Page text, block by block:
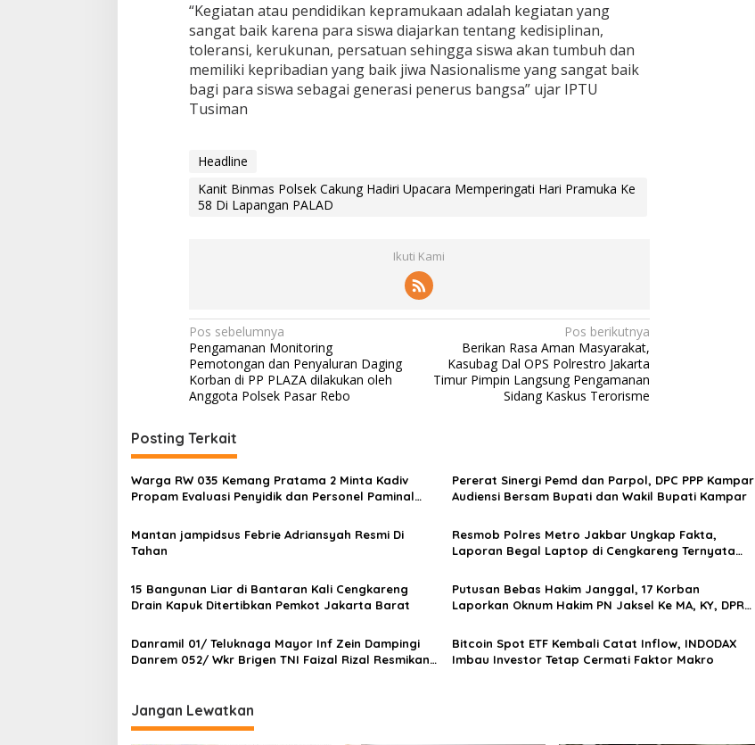
P
r
a
m
u
k
D
i
a
n
P
A
L
A
“Kegiatan atau pendidikan kepramukaan adalah kegiatan yang
sangat baik karena para siswa diajarkan tentang kedisiplinan,
toleransi, kerukunan, persatuan sehingga siswa akan tumbuh dan
memiliki kepribadian yang baik jiwa Nasionalisme yang sangat baik
bagi para siswa sebagai generasi penerus bangsa” ujar IPTU
Tusiman
Headline
Kanit Binmas Polsek Cakung Hadiri Upacara Memperingati Hari Pramuka Ke
58 Di Lapangan PALAD
Ikuti Kami
N
a
v
i
g
a
s
i
p
s
Pos sebelumnya
Pengamanan Monitoring
Pemotongan dan Penyaluran Daging
Korban di PP PLAZA dilakukan oleh
Anggota Polsek Pasar Rebo
Pos berikutnya
Berikan Rasa Aman Masyarakat,
Kasubag Dal OPS Polrestro Jakarta
Timur Pimpin Langsung Pengamanan
Sidang Kaskus Terorisme
Posting Terkait
Warga RW 035 Kemang Pratama 2 Minta Kadiv
Propam Evaluasi Penyidik dan Personel Paminal
Pererat Sinergi Pemd dan Parpol, DPC PPP Kampar
Audiensi Bersam Bupati dan Wakil Bupati Kampar
Mantan jampidsus Febrie Adriansyah Resmi Di
Tahan
Resmob Polres Metro Jakbar Ungkap Fakta,
Laporan Begal Laptop di Cengkareng Ternyata
15 Bangunan Liar di Bantaran Kali Cengkareng
Drain Kapuk Ditertibkan Pemkot Jakarta Barat
Putusan Bebas Hakim Janggal, 17 Korban
Laporkan Oknum Hakim PN Jaksel Ke MA, KY, DPR
Danramil 01/ Teluknaga Mayor Inf Zein Dampingi
Danrem 052/ Wkr Brigen TNI Faizal Rizal Resmikan
Bitcoin Spot ETF Kembali Catat Inflow, INDODAX
Imbau Investor Tetap Cermati Faktor Makro
Jangan Lewatkan